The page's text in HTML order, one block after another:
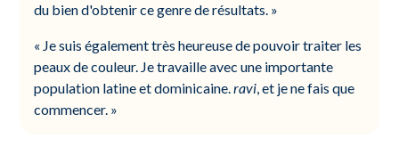
du bien d'obtenir ce genre de résultats. »
« Je suis également très heureuse de pouvoir traiter les
peaux de couleur. Je travaille avec une importante
population latine et dominicaine.ravi, et je ne fais que
commencer. »